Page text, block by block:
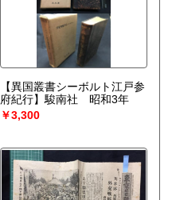
【異国叢書シーボルト江戸参
府紀行】駿南社 昭和3年
￥3,300